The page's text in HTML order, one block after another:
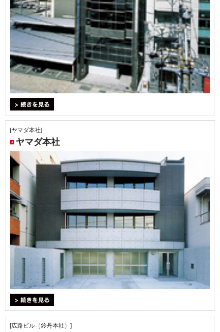
[ヤマダ本社]
ヤマダ本社
[広路ビル（鈴丹本社）]